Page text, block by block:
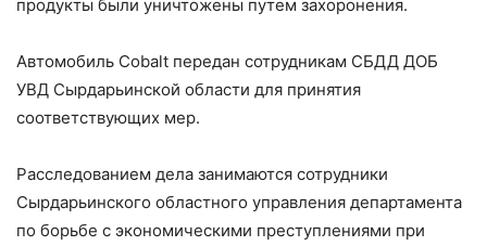
продукты были уничтожены путем захоронения.
Автомобиль Cobalt передан сотрудникам СБДД ДОБ
УВД Сырдарьинской области для принятия
соответствующих мер.
Расследованием дела занимаются сотрудники
Сырдарьинского областного управления департамента
по борьбе с экономическими преступлениями при